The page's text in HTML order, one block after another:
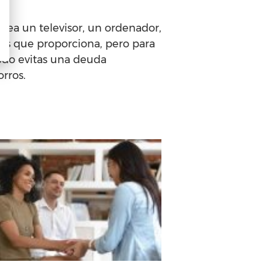
un televisor, un ordenador,
que proporciona, pero para
evitas una deuda